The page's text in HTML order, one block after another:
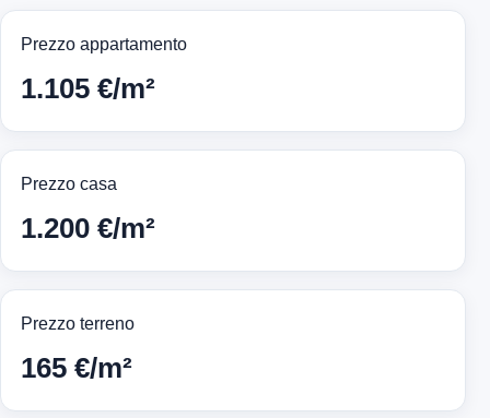
Prezzo appartamento
1.105 €/m²
Prezzo casa
1.200 €/m²
Prezzo terreno
165 €/m²